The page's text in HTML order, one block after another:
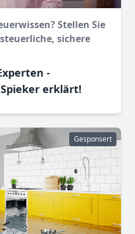
Stellen Sie
sichere
-
erklärt!
Gesponsert